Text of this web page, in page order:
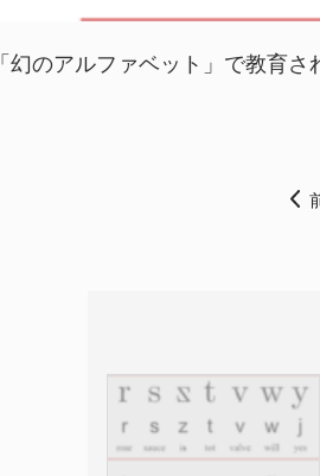
「幻のアルファベット」で教育